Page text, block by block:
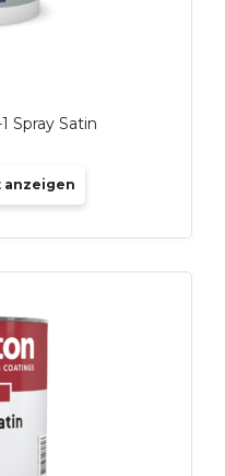
Spray Satin
anzeigen